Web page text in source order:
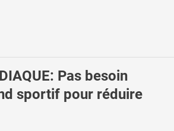
Pas besoin
sportif pour réduire